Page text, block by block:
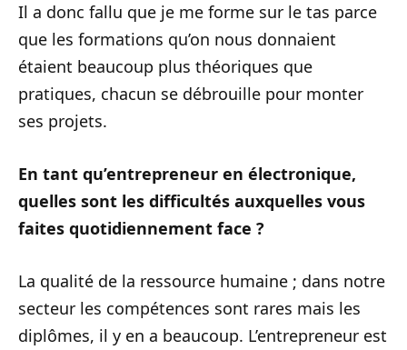
Il a donc fallu que je me forme sur le tas parce
que les formations qu’on nous donnaient
étaient beaucoup plus théoriques que
pratiques, chacun se débrouille pour monter
ses projets.
En tant qu’entrepreneur en électronique,
quelles sont les difficultés auxquelles vous
faites quotidiennement face ?
La qualité de la ressource humaine ; dans notre
secteur les compétences sont rares mais les
diplômes, il y en a beaucoup. L’entrepreneur est